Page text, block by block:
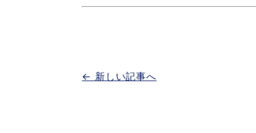
← 新しい記事へ